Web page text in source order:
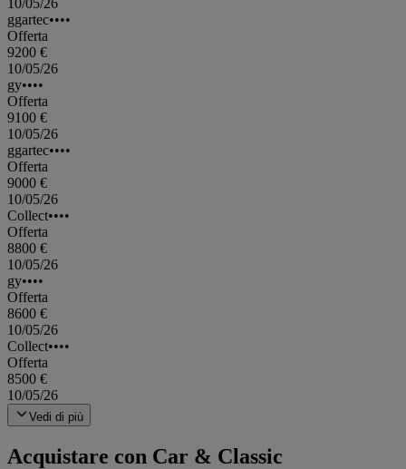
10/05/26
ggartec••••
Offerta
9200 €
10/05/26
gy••••
Offerta
9100 €
10/05/26
ggartec••••
Offerta
9000 €
10/05/26
Collect••••
Offerta
8800 €
10/05/26
gy••••
Offerta
8600 €
10/05/26
Collect••••
Offerta
8500 €
10/05/26
Vedi di più
Acquistare con Car & Classic